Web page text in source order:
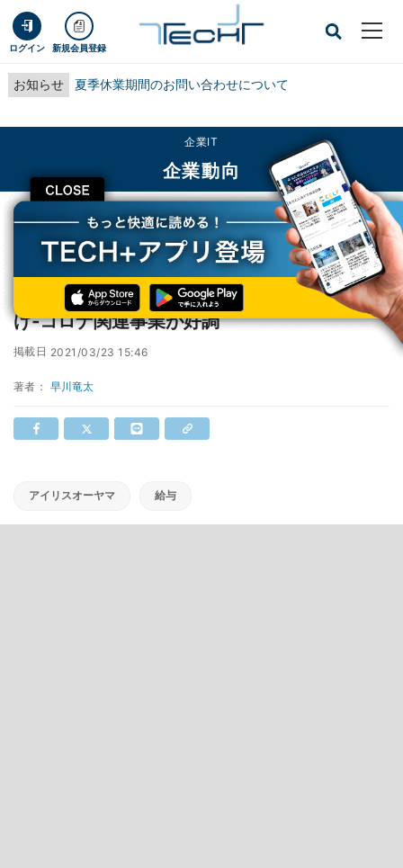
ログイン 新規会員登録
お知らせ 夏季休業期間のお問い合わせについて
CLOSE
企業IT
企業動向
TECH+ 企業IT
企業動向
アイリスオーヤマ、正社員の基本給を引き上げ‐コロナ関連事業が好調
アイリスオーヤマ、正社員の基本給を引き上
げ‐コロナ関連事業が好調
掲載日 2021/03/23 15:46
著者： 早川竜太
アイリスオーヤマ 給与